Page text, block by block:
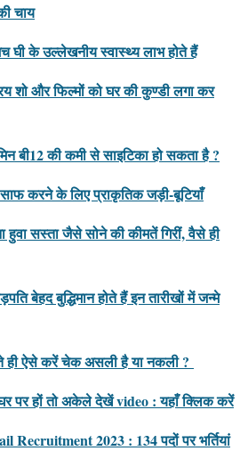
चाय
घी के उल्लेखनीय स्वास्थ्य लाभ होते हैं
शो और फिल्मों को घर की कुण्डी लगा कर
बी12 की कमी से साइटिका हो सकता है ?
करने के लिए प्राकृतिक जड़ी-बूटियाँ
सस्ता जैसे सोने की कीमतें गिरीं, वैसे ही
बेहद बुद्धिमान होते हैं इन तारीखों में जन्‍मे
ही ऐसे करें चेक असली है या नकली ?
पर हों तो अकेले देखें video : यहाँ क्लिक करें
2023 : 134 पदों पर भर्तियां